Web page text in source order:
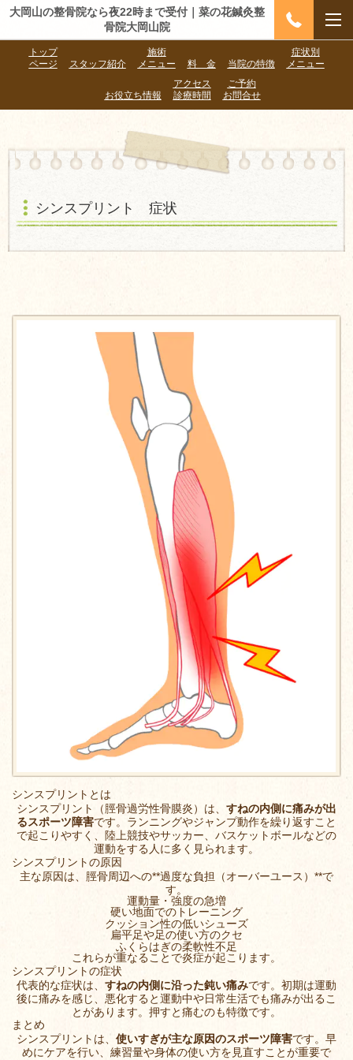
大岡山の整骨院なら夜22時まで受付｜菜の花鍼灸整
骨院大岡山院
トップ
ページ
スタッフ紹介
施術
メニュー
料 金 当院の特徴
症状別
メニュー
お役立ち情報
アクセス
診療時間
ご予約
お問合せ
シンスプリント 症状
シンスプリントとは
シンスプリント（脛骨過労性骨膜炎）は、 すねの内側に痛みが出
るスポーツ障害です。ランニングやジャンプ動作を繰り返すこと
で起こりやすく、陸上競技やサッカー、バスケットボールなどの
運動をする人に多く見られます。
シンスプリントの原因
主な原因は、脛骨周辺への**過度な負担（オーバーユース）**で
す。
運動量・強度の急増
硬い地面でのトレーニング
クッション性の低いシューズ
扁平足や足の使い方のクセ
ふくらはぎの柔軟性不足
これらが重なることで炎症が起こります。
シンスプリントの症状
代表的な症状は、 すねの内側に沿った鈍い痛みです。初期は運動
後に痛みを感じ、悪化すると運動中や日常生活でも痛みが出るこ
とがあります。押すと痛むのも特徴です。
まとめ
シンスプリントは、 使いすぎが主な原因のスポーツ障害です。早
めにケアを行い、練習量や身体の使い方を見直すことが重要で